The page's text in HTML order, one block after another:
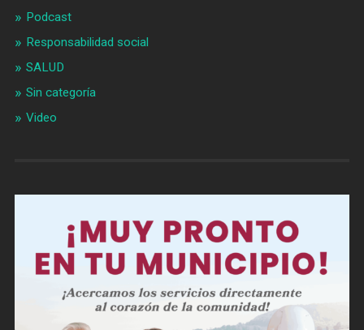
Podcast
Responsabilidad social
SALUD
Sin categoría
Video